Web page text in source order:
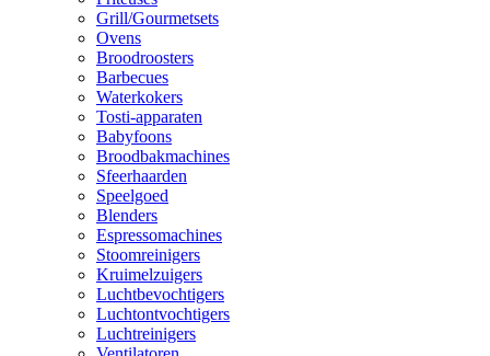
Grill/Gourmetsets
Ovens
Broodroosters
Barbecues
Waterkokers
Tosti-apparaten
Babyfoons
Broodbakmachines
Sfeerhaarden
Speelgoed
Blenders
Espressomachines
Stoomreinigers
Kruimelzuigers
Luchtbevochtigers
Luchtontvochtigers
Luchtreinigers